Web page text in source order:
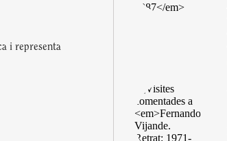
i representa